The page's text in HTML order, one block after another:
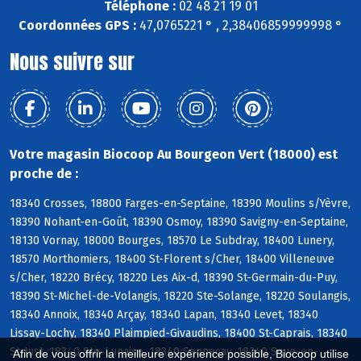
Afin de vous offrir la meilleure expérience possible, Biocoop utilise
Téléphone :02 48 21 19 01
Coordonnées GPS : 47,0765221 ° , 2,38406859999998 °
Nous suivre sur
Votre magasin Biocoop Au Bourgeon Vert (18000) est
proche de :
18340 Crosses, 18800 Farges-en-Septaine, 18390 Moulins s/Yèvre,
18390 Nohant-en-Goût, 18390 Osmoy, 18390 Savigny-en-Septaine,
18130 Vornay, 18000 Bourges, 18570 Le Subdray, 18400 Lunery,
18570 Morthomiers, 18400 St-Florent s/Cher, 18400 Villeneuve
s/Cher, 18220 Brécy, 18220 Les Aix-d, 18390 St-Germain-du-Puy,
18390 St-Michel-de-Volangis, 18220 Ste-Solange, 18220 Soulangis,
18340 Annoix, 18340 Arçay, 18340 Lapan, 18340 Levet, 18340
Lissay-Lochy, 18340 Plaimpied-Givaudins, 18400 St-Caprais, 18340
St-Just, 18340 Ste-Lunaise, 18340 Senneçay, 18340 Soye-en-